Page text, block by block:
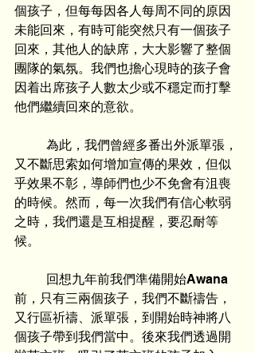
個孩子，但每每因各人每周不同的原因
未能回來，有時可能突然只有一個孩子
回來，其他人的缺席，大大影響了整個
團隊的氣氛。我們也擔心現時的孩子會
因着出席孩子人數太少或不穩定而打擊
他們繼續回來的意欲。
又不斷思索如何增加宣傳的果效，但似
乎效果不彰，導師們也少不免會有沮喪
的時候。然而，每一次我們有信心軟弱
之時，我們還是互相提醒，要忍耐等
候。
前，只有三兩個孩子，我們不斷禱告，
又行區祈禱、派單張，到開始時神將八
個孩子帶到我們當中。後來我們透過開